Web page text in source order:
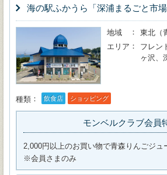
海の駅ふかうら「深浦まるごと市場
地域
東北（
エリア
フレン
ヶ沢、
種類 飲食店 ショッピング
モンベルクラブ会員
2,000円以上のお買い物で青森りんごジュ
※会員さまのみ